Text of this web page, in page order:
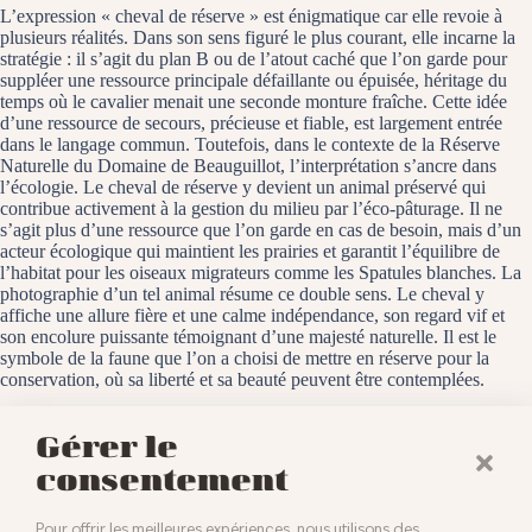
Gérer le
consentement
L’expression « cheval de réserve » est énigmatique car elle revoie à
plusieurs réalités. Dans son sens figuré le plus courant, elle incarne la
stratégie : il s’agit du plan B ou de l’atout caché que l’on garde pour
suppléer une ressource principale défaillante ou épuisée, héritage du
temps où le cavalier menait une seconde monture fraîche. Cette idée
d’une ressource de secours, précieuse et fiable, est largement entrée
dans le langage commun. Toutefois, dans le contexte de la Réserve
Naturelle du Domaine de Beauguillot, l’interprétation s’ancre dans
l’écologie. Le cheval de réserve y devient un animal préservé qui
contribue activement à la gestion du milieu par l’éco-pâturage. Il ne
s’agit plus d’une ressource que l’on garde en cas de besoin, mais d’un
acteur écologique qui maintient les prairies et garantit l’équilibre de
l’habitat pour les oiseaux migrateurs comme les Spatules blanches. La
photographie d’un tel animal résume ce double sens. Le cheval y
affiche une allure fière et une calme indépendance, son regard vif et
son encolure puissante témoignant d’une majesté naturelle. Il est le
symbole de la faune que l’on a choisi de mettre en réserve pour la
conservation, où sa liberté et sa beauté peuvent être contemplées.